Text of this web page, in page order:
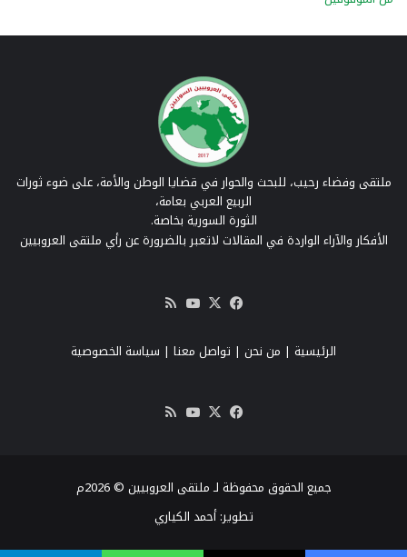
ملتقى وفضاء رحيب، للبحث والحوار في قضايا الوطن والأمة، على ضوء ثورات
الربيع العربي بعامة،
الثورة السورية بخاصة.
الأفكار والآراء الواردة في المقالات لاتعبر بالضرورة عن رأي ملتقى العروبيين
فيسبوك
‫X
‫YouTube
RSS
الرئيسية | من نحن | تواصل معنا | سياسة الخصوصية
فيسبوك
‫X
‫YouTube
جميع الحقوق محفوظة لـ ملتقى العروبيين © 2026م
تطوير:أحمد الكياري